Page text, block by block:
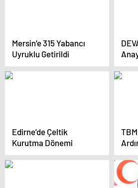
Mersin’e 315 Yabancı
Uyruklu Getirildi
Edirne’de Çeltik
Kurutma Dönemi